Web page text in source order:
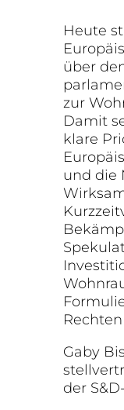
Heute
über
zur
Damit
klare
und die
Gaby
der